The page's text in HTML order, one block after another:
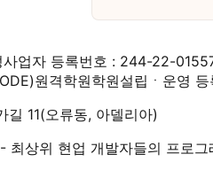
사업자 등록번호 : 244-22-
원격학원학원설립ㆍ운영
11(오류동, 아델리아)
상위 현업 개발자들의 프로